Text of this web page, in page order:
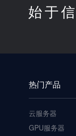
始于
热门产品
云服务器
GPU服务器